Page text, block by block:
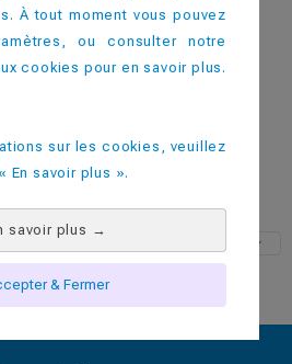
À tout moment vous pouvez
ou consulter notre
cookies pour en savoir plus.
sur les cookies, veuillez
En savoir plus ».
savoir plus →
& Fermer